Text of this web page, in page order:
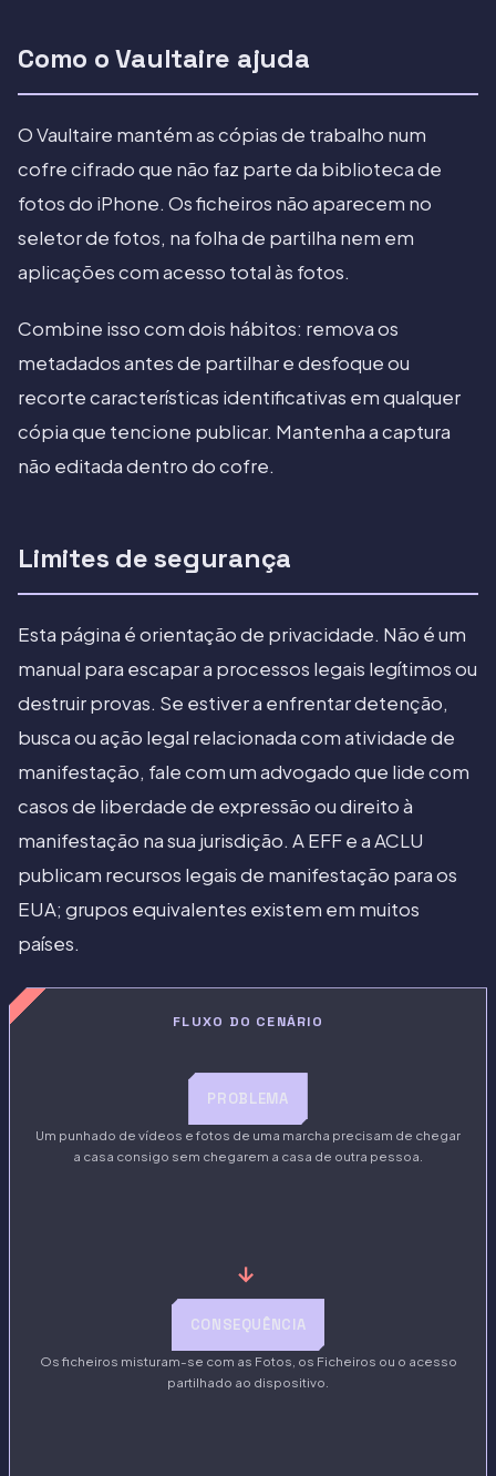
Como o Vaultaire ajuda
O Vaultaire mantém as cópias de trabalho num
cofre cifrado que não faz parte da biblioteca de
fotos do iPhone. Os ficheiros não aparecem no
seletor de fotos, na folha de partilha nem em
aplicações com acesso total às fotos.
Combine isso com dois hábitos: remova os
metadados antes de partilhar e desfoque ou
recorte características identificativas em qualquer
cópia que tencione publicar. Mantenha a captura
não editada dentro do cofre.
Limites de segurança
Esta página é orientação de privacidade. Não é um
manual para escapar a processos legais legítimos ou
destruir provas. Se estiver a enfrentar detenção,
busca ou ação legal relacionada com atividade de
manifestação, fale com um advogado que lide com
casos de liberdade de expressão ou direito à
manifestação na sua jurisdição. A EFF e a ACLU
publicam recursos legais de manifestação para os
EUA; grupos equivalentes existem em muitos
países.
FLUXO DO CENÁRIO
PROBLEMA
Um punhado de vídeos e fotos de uma marcha precisam de chegar
a casa consigo sem chegarem a casa de outra pessoa.
→
CONSEQUÊNCIA
Os ficheiros misturam-se com as Fotos, os Ficheiros ou o acesso
partilhado ao dispositivo.